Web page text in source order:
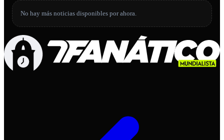
No hay más noticias disponibles por ahora.